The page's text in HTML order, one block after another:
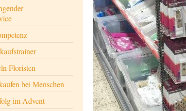
Floristen
bei Menschen
im Advent